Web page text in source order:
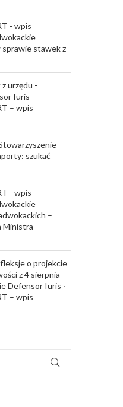
- wpis
stawek z
urzędu -
Iuris -
– wpis
szukać
- wpis
–
Ministra
o projekcie
z 4 sierpnia
Defensor Iuris -
– wpis